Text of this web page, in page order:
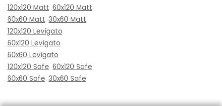
120x120 Matt 60x120 Matt
60x60 Matt 30x60 Matt
120x120 Levigato
60x120 Levigato
60x60 Levigato
120x120 Safe 60x120 Safe
60x60 Safe 30x60 Safe